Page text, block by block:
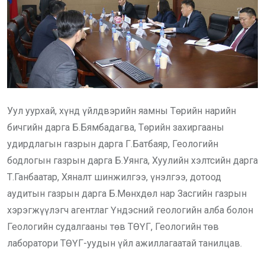
Уул уурхай, хүнд үйлдвэрийн яамны Төрийн нарийн
бичгийн дарга Б.Бямбадагва, Төрийн захиргааны
удирдлагын газрын дарга Г.Батбаяр, Геологийн
бодлогын газрын дарга Б.Уянга, Хуулийн хэлтсийн дарга
Т.Ганбаатар, Хяналт шинжилгээ, үнэлгээ, дотоод
аудитын газрын дарга Б.Мөнхдөл нар Засгийн газрын
хэрэгжүүлэгч агентлаг Үндэсний геологийн алба болон
Геологийн судалгааны төв ТӨҮГ, Геологийн төв
лаборатори ТӨҮГ-уудын үйл ажиллагаатай танилцав.